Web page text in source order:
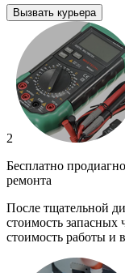
Вызвать курьера
2
Бесплатно
ремонта
После тщательной
стоимость запасных
стоимость работы и